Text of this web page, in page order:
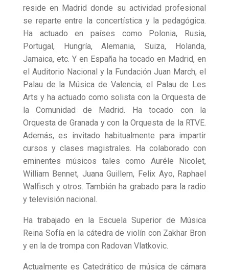
reside en Madrid donde su actividad profesional
se reparte entre la concertística y la pedagógica.
Ha actuado en países como Polonia, Rusia,
Portugal, Hungría, Alemania, Suiza, Holanda,
Jamaica, etc. Y en España ha tocado en Madrid, en
el Auditorio Nacional y la Fundación Juan March, el
Palau de la Música de Valencia, el Palau de Les
Arts y ha actuado como solista con la Orquesta de
la Comunidad de Madrid. Ha tocado con la
Orquesta de Granada y con la Orquesta de la RTVE.
Además, es invitado habitualmente para impartir
cursos y clases magistrales. Ha colaborado con
eminentes músicos tales como Auréle Nicolet,
William Bennet, Juana Guillem, Felix Ayo, Raphael
Walfisch y otros. También ha grabado para la radio
y televisión nacional.
Ha trabajado en la Escuela Superior de Música
Reina Sofía en la cátedra de violín con Zakhar Bron
y en la de trompa con Radovan Vlatkovic.
Actualmente es Catedrático de música de cámara